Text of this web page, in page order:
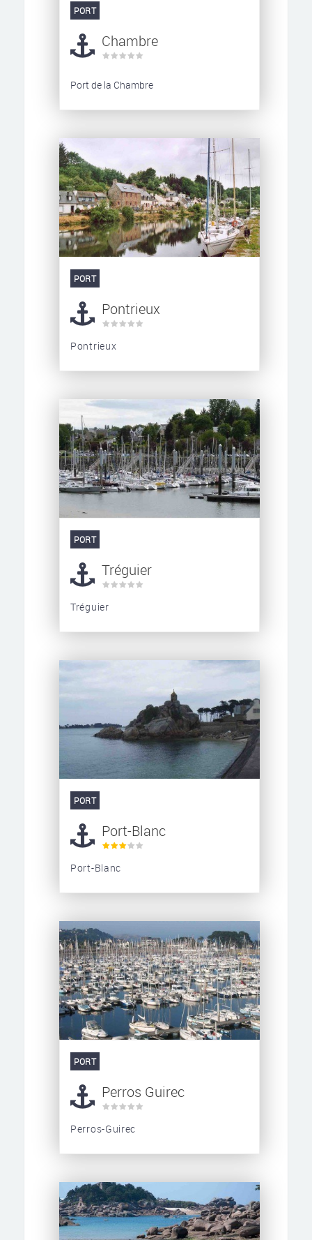
PORT
Chambre
Port de la Chambre
PORT
Pontrieux
Pontrieux
PORT
Tréguier
Tréguier
PORT
Port-Blanc
Port-Blanc
PORT
Perros Guirec
Perros-Guirec